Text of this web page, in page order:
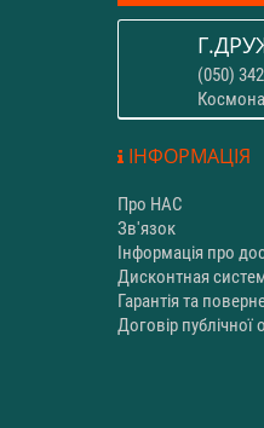
(050)
ІНФОРМАЦІЯ
Про НАС
Зв'язок
Інформація про
Дисконтная
Гарантія та
Договір публічної